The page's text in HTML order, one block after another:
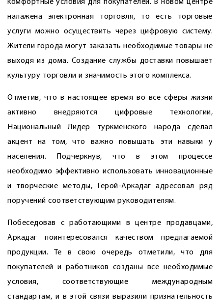
комфортные условия для покупателей. В новом центре
налажена электронная торговля, то есть торговые
услуги можно осуществить через цифровую систему.
Жители города могут заказать необходимые товары не
выходя из дома. Создание службы доставки повышает
культуру торговли и значимость этого комплекса.
Отметив, что в настоящее время во все сферы жизни
активно внедряются цифровые технологии,
Национальный Лидер туркменского народа сделал
акцент на том, что важно повышать эти навыки у
населения. Подчеркнув, что в этом процессе
необходимо эффективно использовать инновационные
и творческие методы, Герой-Аркадаг адресовал ряд
поручений соответствующим руководителям.
Побеседовав с работающими в центре продавцами,
Аркадаг поинтересовался качеством предлагаемой
продукции. Те в свою очередь отметили, что для
покупателей и работников созданы все необходимые
условия, соответствующие международным
стандартам, и в этой связи выразили признательность